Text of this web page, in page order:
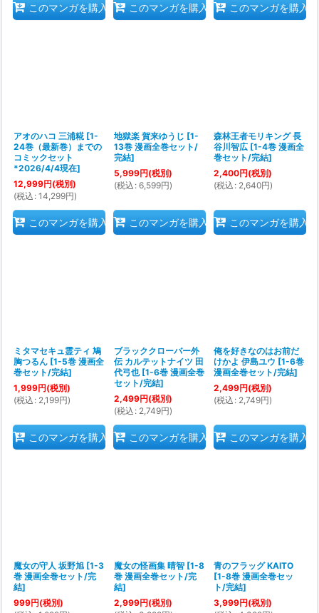
このマンガを購入 このマンガを購入 このマンガを購入
アオのハコ 三浦糀 [1-
24巻（最新巻）までの
コミックセット
*2026/4/4現在]
12,999円(税別)
(税込 : 14,299円)
このマンガを購入
地獄楽 賀来ゆうじ [1-
13巻 漫画全巻セット/
完結]
5,999円(税別)
(税込 : 6,599円)
このマンガを購入
森林王者モリキング 長
谷川智広 [1-4巻 漫画全
巻セット/完結]
2,400円(税別)
(税込 : 2,640円)
このマンガを購入
ミタマセキュ霊ティ 鳩
胸つるん [1-5巻 漫画全
巻セット/完結]
1,999円(税別)
(税込 : 2,199円)
このマンガを購入
ブラッククローバー外
伝 カルテットナイツ 田
代弓也 [1-6巻 漫画全巻
セット/完結]
2,499円(税別)
(税込 : 2,749円)
このマンガを購入
俺を好きなのはお前だ
けかよ 伊島ユウ [1-6巻
漫画全巻セット/完結]
2,499円(税別)
(税込 : 2,749円)
このマンガを購入
魔女の守人 坂野旭 [1-3
巻 漫画全巻セット/完
結]
999円(税別)
魔女の怪画集 晴智 [1-8
巻 漫画全巻セット/完
結]
2,999円(税別)
青のフラッグ KAITO
[1-8巻 漫画全巻セッ
ト/完結]
3,999円(税別)